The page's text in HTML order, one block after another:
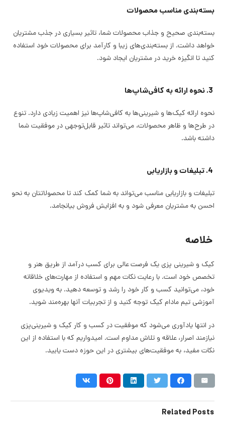
بسته‌بندی مناسب محصولات
بسته‌بندی صحیح و جذاب محصولات شما، تاثیر بسیاری در جذب مشتریان
خواهد داشت. از بسته‌بندی‌های زیبا و کارآمد برای محصولات خود استفاده
کنید تا انگیزه خرید در مشتریان ایجاد شود.
نحوه ارائه کیک‌ها و شیرینی‌ها به کافی‌شاپ‌ها نیز اهمیت زیادی دارد. تنوع
در طرح‌ها و ظاهر محصولات، می‌تواند تاثیر قابل‌توجهی در موفقیت شما
داشته باشد.
تبلیغات و بازاریابی مناسب می‌تواند به شما کمک کند تا محصولاتتان به نحو
احسن به مشتریان معرفی شود و به افزایش فروش بیانجامد.
خلاصه
کیک و شیرینی پزی یک فرصت عالی برای کسب درآمد از طریق هنر و
تخصص خود است. با رعایت نکات مهم و استفاده از مهارت‌های خلاقانه
خود، می‌توانید کسب و کار خود را رشد و توسعه دهید. به ویدیوی
آموزشی تیم مادام کیک توجه کنید و از تجربیات آنها بهره‌مند شوید.
در انتها یادآوری می‌شود که موفقیت در کسب و کار کیک و شیرینی‌پزی
نیازمند اصرار، علاقه و تلاش مداوم است. امیدواریم که با استفاده از این
نکات مفید، به موفقیت‌های بیشتری در این حوزه دست یابید.
Related Posts